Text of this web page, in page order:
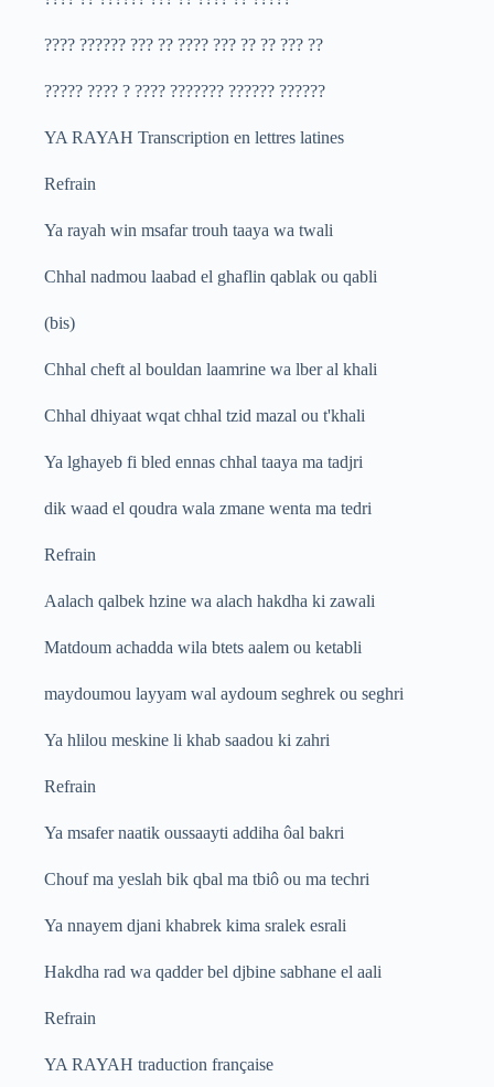
???? ?????? ??? ?? ???? ??? ?? ?? ??? ??
????? ???? ? ???? ??????? ?????? ??????
YA RAYAH Transcription en lettres latines
Refrain
Ya rayah win msafar trouh taaya wa twali
Chhal nadmou laabad el ghaflin qablak ou qabli
(bis)
Chhal cheft al bouldan laamrine wa lber al khali
Chhal dhiyaat wqat chhal tzid mazal ou t'khali
Ya lghayeb fi bled ennas chhal taaya ma tadjri
dik waad el qoudra wala zmane wenta ma tedri
Refrain
Aalach qalbek hzine wa alach hakdha ki zawali
Matdoum achadda wila btets aalem ou ketabli
maydoumou layyam wal aydoum seghrek ou seghri
Ya hlilou meskine li khab saadou ki zahri
Refrain
Ya msafer naatik oussaayti addiha ôal bakri
Chouf ma yeslah bik qbal ma tbiô ou ma techri
Ya nnayem djani khabrek kima sralek esrali
Hakdha rad wa qadder bel djbine sabhane el aali
Refrain
YA RAYAH traduction française